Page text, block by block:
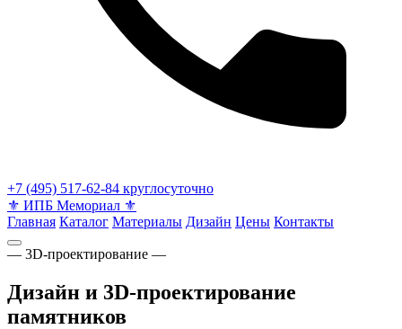
+7 (495) 517-62-84 круглосуточно
⚜ ИПБ Мемориал ⚜
Главная Каталог Материалы Дизайн Цены Контакты
— 3D-проектирование —
Дизайн и 3D-проектирование
памятников